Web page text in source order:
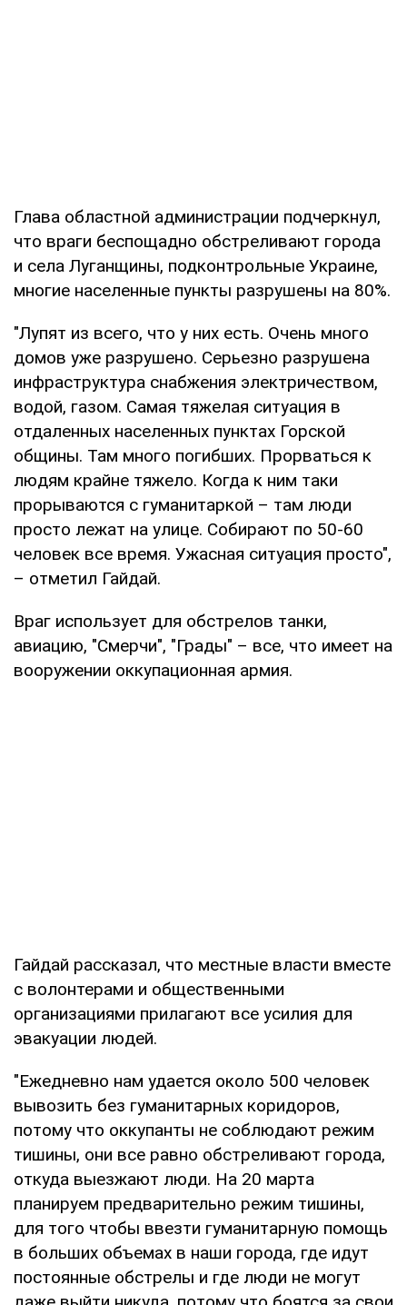
Глава областной администрации подчеркнул,
что враги беспощадно обстреливают города
и села Луганщины, подконтрольные Украине,
многие населенные пункты разрушены на 80%.
"Лупят из всего, что у них есть. Очень много
домов уже разрушено. Серьезно разрушена
инфраструктура снабжения электричеством,
водой, газом. Самая тяжелая ситуация в
отдаленных населенных пунктах Горской
общины. Там много погибших. Прорваться к
людям крайне тяжело. Когда к ним таки
прорываются с гуманитаркой – там люди
просто лежат на улице. Собирают по 50-60
человек все время. Ужасная ситуация просто",
– отметил Гайдай.
Враг использует для обстрелов танки,
авиацию, "Смерчи", "Грады" – все, что имеет на
вооружении оккупационная армия.
Гайдай рассказал, что местные власти вместе
с волонтерами и общественными
организациями прилагают все усилия для
эвакуации людей.
"Ежедневно нам удается около 500 человек
вывозить без гуманитарных коридоров,
потому что оккупанты не соблюдают режим
тишины, они все равно обстреливают города,
откуда выезжают люди. На 20 марта
планируем предварительно режим тишины,
для того чтобы ввезти гуманитарную помощь
в больших объемах в наши города, где идут
постоянные обстрелы и где люди не могут